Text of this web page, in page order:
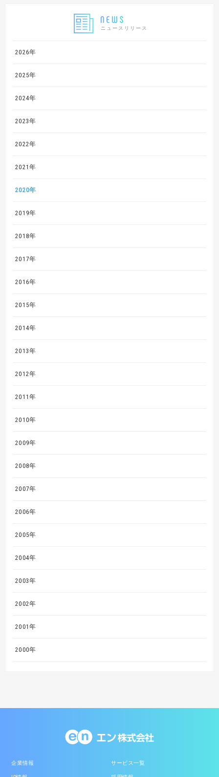
ニュースリリース
2026年
2025年
2024年
2023年
2022年
2021年
2020年
2019年
2018年
2017年
2016年
2015年
2014年
2013年
2012年
2011年
2010年
2009年
2008年
2007年
2006年
2005年
2004年
2003年
2002年
2001年
2000年
企業情報 サービス一覧